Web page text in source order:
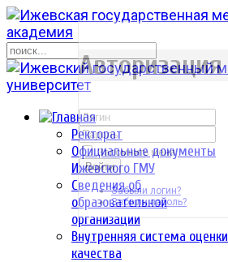
Ректорат
Официальные документы
Ижевского ГМУ
Сведения об
образовательной
организации
Внутренняя система оценки
качества
р
Авторизация
Запомнить меня
Войти
Забыли логин?
Забыли пароль?